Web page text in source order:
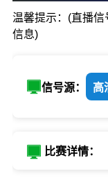
温馨提示：(直播
信息)
信号源： 高
比赛详情：